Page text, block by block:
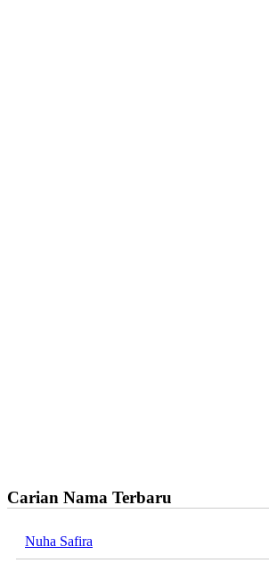
Carian Nama Terbaru
Nuha Safira